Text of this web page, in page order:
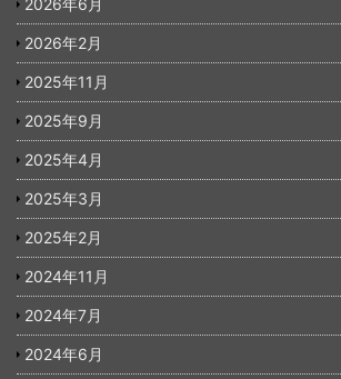
2026年6月
2026年2月
2025年11月
2025年9月
2025年4月
2025年3月
2025年2月
2024年11月
2024年7月
2024年6月